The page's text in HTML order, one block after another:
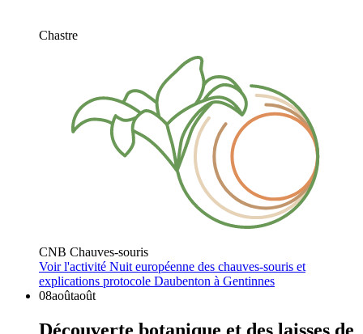
Chastre
CNB Chauves-souris
Voir l'activité Nuit européenne des chauves-souris et
explications protocole Daubenton à Gentinnes
08aoûtaoût
Découverte botanique et des laisses de